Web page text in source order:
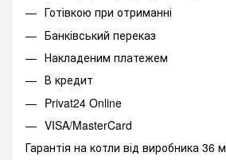
Готівкою при отриманні
Банківський переказ
Накладеним платежем
В кредит
Privat24 Online
VISA/MasterCard
Гарантія на котли від виробника 36